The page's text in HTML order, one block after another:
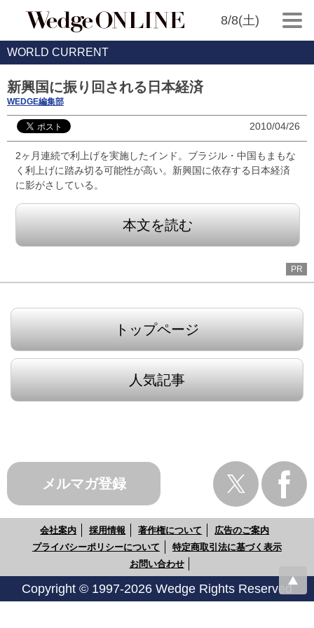
8/8(土)
WORLD CURRENT
新興国に振り回される日本経済
WEDGE編集部
2010/04/26
2ヶ月連続で利上げを実施したインド。ブラジル・中国もまもな
く利上げに踏み切る可能性が高い。新興国に依存する日本経済
に影がさしている。
本文を読む
PR
トップページ
人気記事
メルマガ登録
会社案内 採用情報 著作権について
広告のご案内
プライバシーポリシーについて
特定商取引法に基づく表示
お問い合わせ
Copyright © 1997-2026 Wedge Rights Reserved